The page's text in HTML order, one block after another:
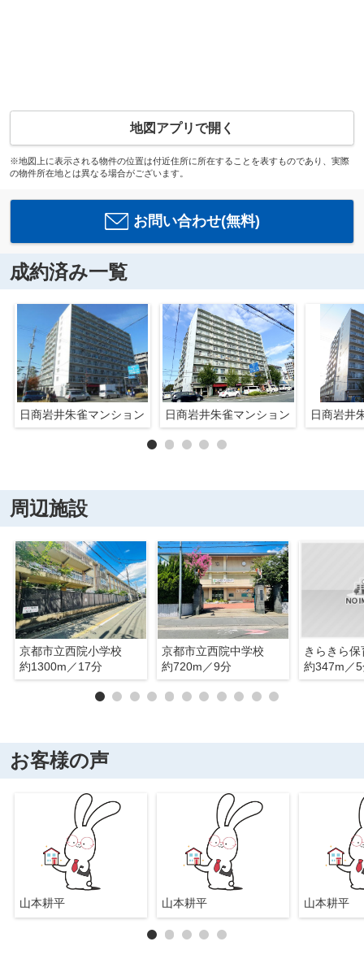
地図アプリで開く
※地図上に表示される物件の位置は付近住所に所在することを表すものであり、実際
の物件所在地とは異なる場合がございます。
お問い合わせ(無料)
成約済み一覧
日商岩井朱雀マンション 日商岩井朱雀マンション 日商岩井
周辺施設
京都市立西院小学校
約1300m／17分
京都市立西院中学校
約720m／9分
きらきら保
約347m／
お客様の声
山本耕平 山本耕平 山本耕平